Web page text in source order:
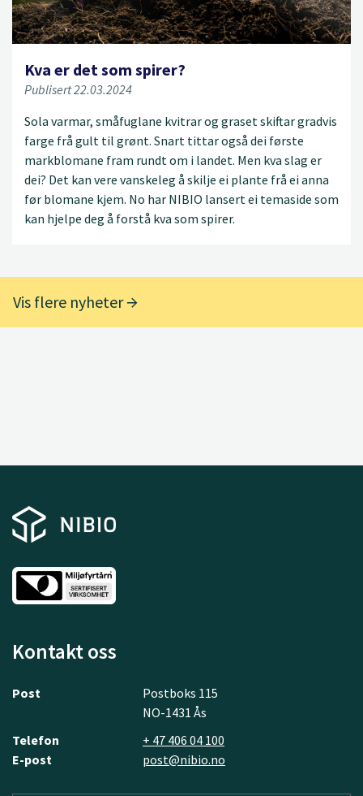
Kva er det som spirer?
Publisert 22.03.2024
Sola varmar, småfuglane kvitrar og graset skiftar gradvis
farge frå gult til grønt. Snart tittar også dei første
markblomane fram rundt om i landet. Men kva slag er
dei? Det kan vere vanskeleg å skilje ei plante frå ei anna
før blomane kjem. No har NIBIO lansert ei temaside som
kan hjelpe deg å forstå kva som spirer.
Vis flere nyheter
Kontakt oss
Post
Postboks 115
NO-1431 Ås
Telefon
+ 47 406 04 100
E-post
post@nibio.no